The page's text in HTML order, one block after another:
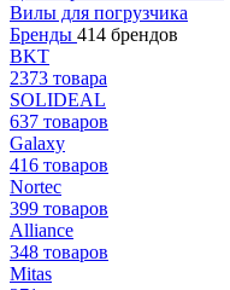
Вилы для погрузчика
Бренды 414 брендов
BKT
2373 товара
SOLIDEAL
637 товаров
Galaxy
416 товаров
Nortec
399 товаров
Alliance
348 товаров
Mitas